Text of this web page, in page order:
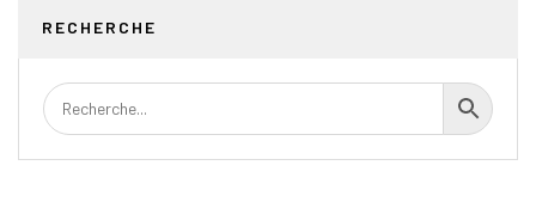
RECHERCHE